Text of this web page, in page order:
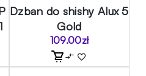
Dzban do shishy Alux 5
Gold
109.00zł